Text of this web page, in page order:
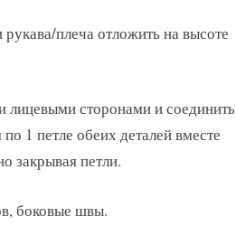
плеча отложить на высоте
лицевыми сторонами и соединить
1 петле обеих деталей вместе
закрывая петли.
боковые швы.